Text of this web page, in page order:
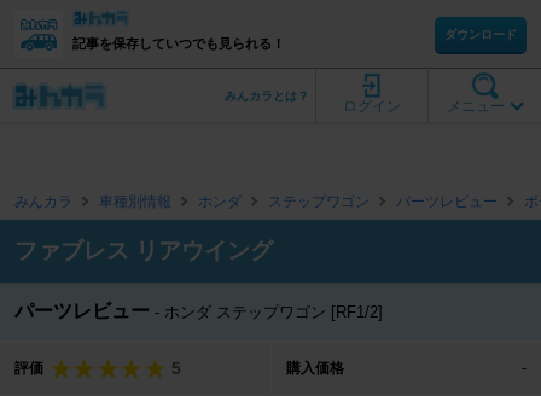
記事を保存していつでも見られる！
ダウンロード
メニュー
ログイン
みんカラとは？
みんカラ 車種別情報 ホンダ ステップワゴン パーツレビュー
ファブレス リアウイング
パーツレビュー ホンダ ステップワゴン [RF1/2]
評価 5 購入価格 -